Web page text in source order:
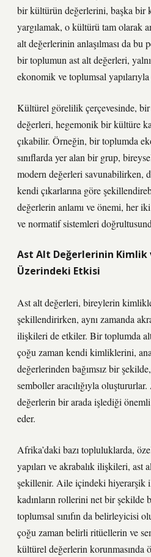
bir kültürün değerlerini, başka bir
yargılamak, o kültürü tam olarak
alt değerlerinin anlaşılması da bu
bir toplumun ast alt değerleri,
ekonomik ve toplumsal
Kültürel görelilik çerçevesinde, bir
değerleri, hegemonik bir kültüre
çıkabilir. Örneğin, bir toplumda
sınıflarda yer alan bir grup,
modern değerleri savunabilirken,
kendi çıkarlarına göre
değerlerin anlamı ve önemi, her iki
ve normatif sistemleri
Ast Alt Değerlerinin Kimlik
Üzerindeki Etkisi
Ast alt değerleri, bireylerin
şekillendirirken, aynı zamanda
ilişkileri de etkiler. Bir toplumda
çoğu zaman kendi kimliklerini,
değerlerinden bağımsız bir
semboller aracılığıyla
değerlerin bir arada işlediği
eder.
Afrika’daki bazı topluluklarda,
yapıları ve akrabalık ilişkileri, ast
şekillenir. Aile içindeki hiyerarşik
kadınların rollerini net bir şekilde
toplumsal sınıfın da belirleyicisi
çoğu zaman belirli ritüellerin ve
kültürel değerlerin korunmasında